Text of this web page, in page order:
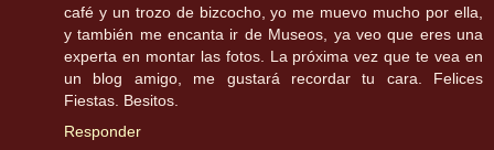
café y un trozo de bizcocho, yo me muevo mucho por ella,
y también me encanta ir de Museos, ya veo que eres una
experta en montar las fotos. La próxima vez que te vea en
un blog amigo, me gustará recordar tu cara. Felices
Fiestas. Besitos.
Responder